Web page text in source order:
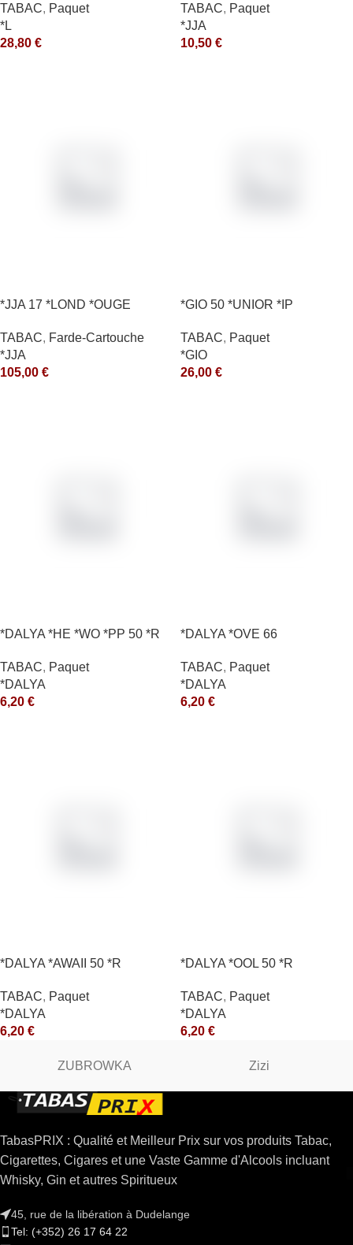
TABAC, Paquet
*L
28,80 €
TABAC, Paquet
*JJA
10,50 €
*JJA 17 *LOND *OUGE
TABAC, Farde-Cartouche
*JJA
105,00 €
*GIO 50 *UNIOR *IP
TABAC, Paquet
*GIO
26,00 €
*DALYA *HE *WO *PP 50 *R
TABAC, Paquet
*DALYA
6,20 €
*DALYA *OVE 66
TABAC, Paquet
*DALYA
6,20 €
*DALYA *AWAII 50 *R
TABAC, Paquet
*DALYA
6,20 €
*DALYA *OOL 50 *R
TABAC, Paquet
*DALYA
6,20 €
ZUBROWKA Zizi
TabasPRIX : Qualité et Meilleur Prix sur vos produits Tabac,
Cigarettes, Cigares et une Vaste Gamme d'Alcools incluant
Whisky, Gin et autres Spiritueux
45, rue de la libération à Dudelange
Tel: (+352) 26 17 64 22